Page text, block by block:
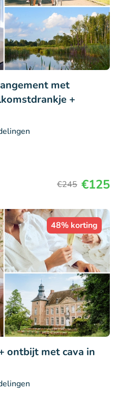
met
+
€245 €125
48% korting
ontbijt met cava in